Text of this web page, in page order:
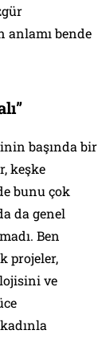
anlamı bende
başında bir
keşke
bunu çok
da genel
Ben
projeler,
ve